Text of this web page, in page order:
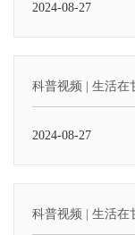
2024-08-27
科普视频 | 生活在
2024-08-27
科普视频 | 生活在